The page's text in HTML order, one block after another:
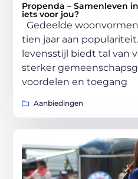
Propenda – Samenleven
iets voor jou?
Gedeelde
tien jaar aan
levensstijl biedt tal van
sterker
voordelen en toegang
Aanbiedingen